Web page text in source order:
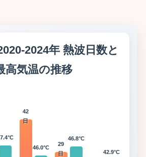
2024年 熱波日数と
高気温の推移
42
日
46.0°C
29
日
46.8°C
42.9°C